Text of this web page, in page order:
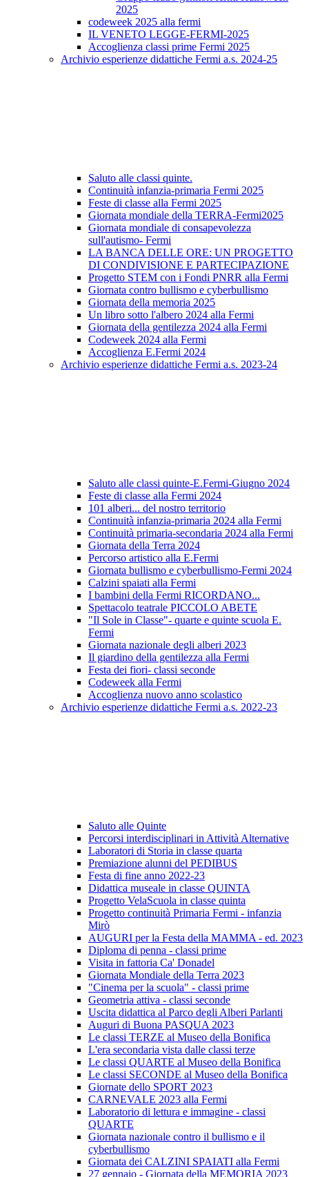
2025
codeweek 2025 alla fermi
IL VENETO LEGGE-FERMI-2025
Accoglienza classi prime Fermi 2025
Archivio esperienze didattiche Fermi a.s. 2024-25
Saluto alle classi quinte.
Continuità infanzia-primaria Fermi 2025
Feste di classe alla Fermi 2025
Giornata mondiale della TERRA-Fermi2025
Giornata mondiale di consapevolezza
sull'autismo- Fermi
LA BANCA DELLE ORE: UN PROGETTO
DI CONDIVISIONE E PARTECIPAZIONE
Progetto STEM con i Fondi PNRR alla Fermi
Giornata contro bullismo e cyberbullismo
Giornata della memoria 2025
Un libro sotto l'albero 2024 alla Fermi
Giornata della gentilezza 2024 alla Fermi
Codeweek 2024 alla Fermi
Accoglienza E.Fermi 2024
Archivio esperienze didattiche Fermi a.s. 2023-24
Saluto alle classi quinte-E.Fermi-Giugno 2024
Feste di classe alla Fermi 2024
101 alberi... del nostro territorio
Continuità infanzia-primaria 2024 alla Fermi
Continuità primaria-secondaria 2024 alla Fermi
Giornata della Terra 2024
Percorso artistico alla E.Fermi
Giornata bullismo e cyberbullismo-Fermi 2024
Calzini spaiati alla Fermi
I bambini della Fermi RICORDANO...
Spettacolo teatrale PICCOLO ABETE
"Il Sole in Classe"- quarte e quinte scuola E.
Fermi
Giornata nazionale degli alberi 2023
Il giardino della gentilezza alla Fermi
Festa dei fiori- classi seconde
Codeweek alla Fermi
Accoglienza nuovo anno scolastico
Archivio esperienze didattiche Fermi a.s. 2022-23
Saluto alle Quinte
Percorsi interdisciplinari in Attività Alternative
Laboratori di Storia in classe quarta
Premiazione alunni del PEDIBUS
Festa di fine anno 2022-23
Didattica museale in classe QUINTA
Progetto VelaScuola in classe quinta
Progetto continuità Primaria Fermi - infanzia
Mirò
AUGURI per la Festa della MAMMA - ed. 2023
Diploma di penna - classi prime
Visita in fattoria Ca' Donadel
Giornata Mondiale della Terra 2023
"Cinema per la scuola" - classi prime
Geometria attiva - classi seconde
Uscita didattica al Parco degli Alberi Parlanti
Auguri di Buona PASQUA 2023
Le classi TERZE al Museo della Bonifica
L'era secondaria vista dalle classi terze
Le classi QUARTE al Museo della Bonifica
Le classi SECONDE al Museo della Bonifica
Giornate dello SPORT 2023
CARNEVALE 2023 alla Fermi
Laboratorio di lettura e immagine - classi
QUARTE
Giornata nazionale contro il bullismo e il
cyberbullismo
Giornata dei CALZINI SPAIATI alla Fermi
27 gennaio - Giornata della MEMORIA 2023